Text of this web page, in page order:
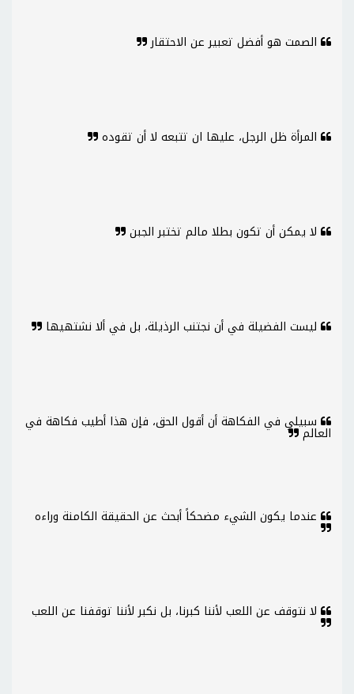
الصمت هو أفضل تعبير عن الاحتقار
المرأة ظل الرجل، عليها ان تتبعه لا أن تقوده
لا يمكن أن تكون بطلا مالم تختبر الجبن
ليست الفضيلة في أن نجتنب الرذيلة، بل في ألا نشتهيها
سبيلي في الفكاهة أن أقول الحق، فإن هذا أطيب فكاهة في
العالم
عندما يكون الشيء مضحكاً أبحث عن الحقيقة الكامنة وراءه
لا نتوقف عن اللعب لأننا كبرنا، بل نكبر لأننا توقفنا عن اللعب